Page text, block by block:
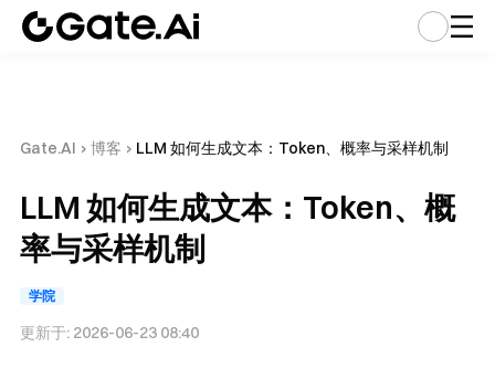
Gate.AI › 博客 › LLM 如何生成文本：Token、概率与采样机制
LLM 如何生成文本：Token、概
率与采样机制
学院
更新于: 2026-06-23 08:40